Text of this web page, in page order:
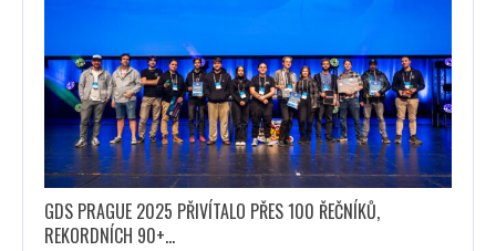
GDS PRAGUE 2025 PŘIVÍTALO PŘES 100 ŘEČNÍKŮ,
REKORDNÍCH 90+…